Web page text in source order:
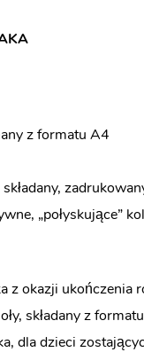
z formatu A4
„połyskujące”
z okazji
składany z
dla dzieci